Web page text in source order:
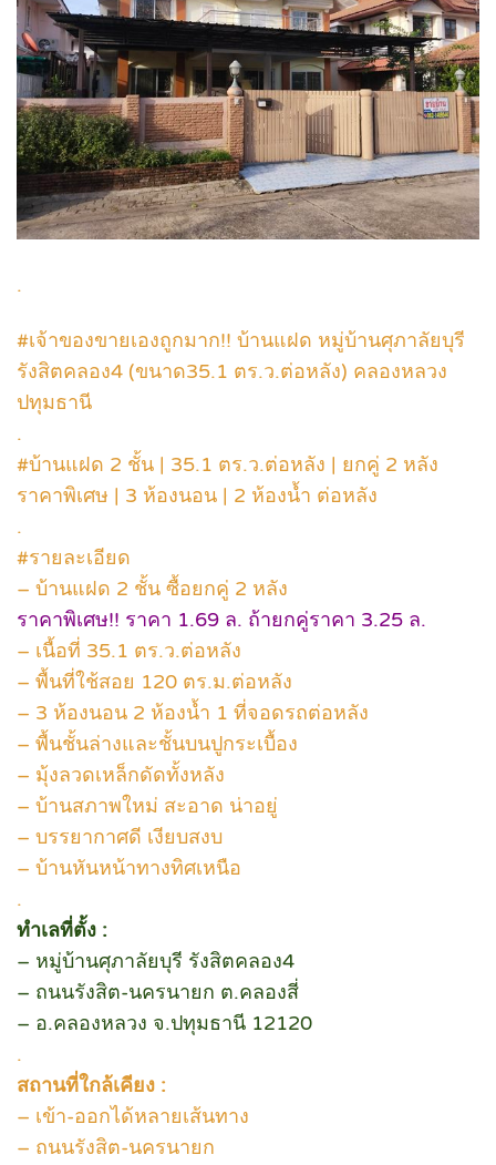
.
#เจ้าของขายเองถูกมาก!! บ้านแฝด หมู่บ้านศุภาลัยบุรี
รังสิตคลอง4 (ขนาด35.1 ตร.ว.ต่อหลัง) คลองหลวง
ปทุมธานี
.
#บ้านแฝด 2 ชั้น | 35.1 ตร.ว.ต่อหลัง | ยกคู่ 2 หลัง
ราคาพิเศษ | 3 ห้องนอน | 2 ห้องน้ำ ต่อหลัง
.
#รายละเอียด
– บ้านแฝด 2 ชั้น ซื้อยกคู่ 2 หลัง
ราคาพิเศษ!! ราคา 1.69 ล. ถ้ายกคู่ราคา 3.25 ล.
– เนื้อที่ 35.1 ตร.ว.ต่อหลัง
– พื้นที่ใช้สอย 120 ตร.ม.ต่อหลัง
– 3 ห้องนอน 2 ห้องน้ำ 1 ที่จอดรถต่อหลัง
– พื้นชั้นล่างและชั้นบนปูกระเบื้อง
– มุ้งลวดเหล็กดัดทั้งหลัง
– บ้านสภาพใหม่ สะอาด น่าอยู่
– บรรยากาศดี เงียบสงบ
– บ้านหันหน้าทางทิศเหนือ
.
ทำเลที่ตั้ง :
– หมู่บ้านศุภาลัยบุรี รังสิตคลอง4
– ถนนรังสิต-นครนายก ต.คลองสี่
– อ.คลองหลวง จ.ปทุมธานี 12120
.
สถานที่ใกล้เคียง :
– เข้า-ออกได้หลายเส้นทาง
– ถนนรังสิต-นครนายก